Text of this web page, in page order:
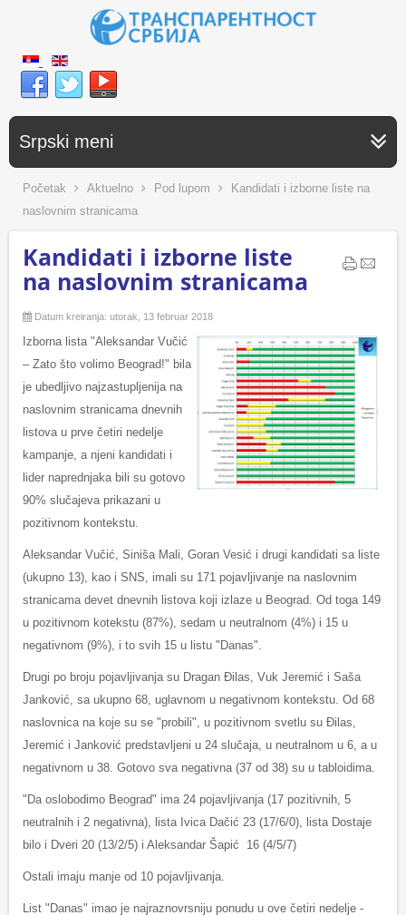
Srpski meni
Početak Aktuelno Pod lupom
Kandidati i izborne liste na
naslovnim stranicama
Kandidati i izborne liste
na naslovnim stranicama
Datum kreiranja: utorak, 13 februar 2018
Izborna lista "Aleksandar Vučić
– Zato što volimo Beograd!" bila
je ubedljivo najzastupljenija na
naslovnim stranicama dnevnih
listova u prve četiri nedelje
kampanje, a njeni kandidati i
lider naprednjaka bili su gotovo
90% slučajeva prikazani u
pozitivnom kontekstu.
Aleksandar Vučić, Siniša Mali, Goran Vesić i drugi kandidati sa liste
(ukupno 13), kao i SNS, imali su 171 pojavljivanje na naslovnim
stranicama devet dnevnih listova koji izlaze u Beograd. Od toga 149
u pozitivnom kotekstu (87%), sedam u neutralnom (4%) i 15 u
negativnom (9%), i to svih 15 u listu "Danas".
Drugi po broju pojavljivanja su Dragan Đilas, Vuk Jeremić i Saša
Janković, sa ukupno 68, uglavnom u negativnom kontekstu. Od 68
naslovnica na koje su se "probili", u pozitivnom svetlu su Đilas,
Jeremić i Janković predstavljeni u 24 slučaja, u neutralnom u 6, a u
negativnom u 38. Gotovo sva negativna (37 od 38) su u tabloidima.
"Da oslobodimo Beograd" ima 24 pojavljivanja (17 pozitivnih, 5
neutralnih i 2 negativna), lista Ivica Dačić 23 (17/6/0), lista Dostaje
bilo i Dveri 20 (13/2/5) i Aleksandar Šapić 16 (4/5/7)
Ostali imaju manje od 10 pojavljivanja.
List "Danas" imao je najraznovrsniju ponudu u ove četiri nedelje -